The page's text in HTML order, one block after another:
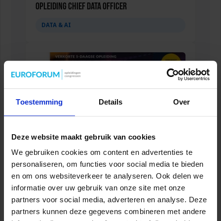
Toestemming Details Over
Deze website maakt gebruik van cookies
We gebruiken cookies om content en advertenties te
personaliseren, om functies voor social media te bieden
en om ons websiteverkeer te analyseren. Ook delen we
informatie over uw gebruik van onze site met onze
partners voor social media, adverteren en analyse. Deze
partners kunnen deze gegevens combineren met andere
Opleiding Chief Data Officer
DATA & AI
Opleiding Data Steward
DATA & AI